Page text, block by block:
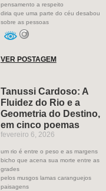
pensamento a respeito
diria que uma parte do céu desabou
sobre as pessoas
VER POSTAGEM
Tanussi Cardoso: A
Fluidez do Rio e a
Geometria do Destino,
em cinco poemas
fevereiro 6, 2026
um rio é entre o peso e as margens
bicho que acena sua morte entre as
grades
pelos musgos lamas caranguejos
paisagens